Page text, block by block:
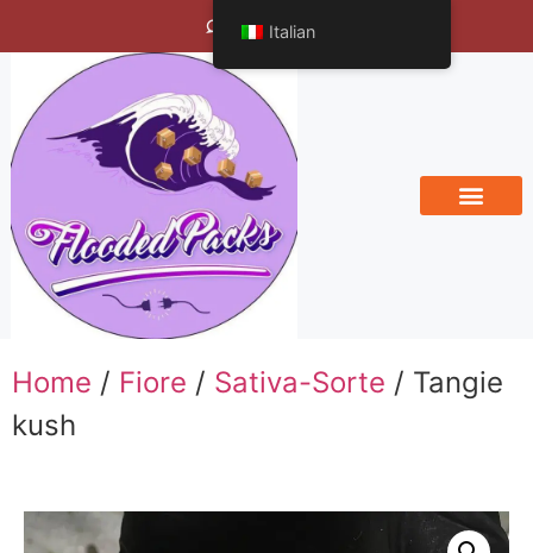
Bengals Vineyard
Home / Fiore / Sativa-Sorte / Tangie
kush
Italian